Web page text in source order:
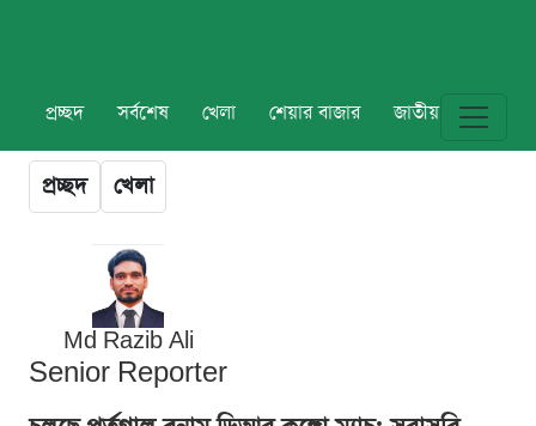
প্রচ্ছদ সর্বশেষ খেলা শেয়ার বাজার জাতীয় বিশ্ব
প্রচ্ছদ খেলা
Md Razib Ali
Senior Reporter